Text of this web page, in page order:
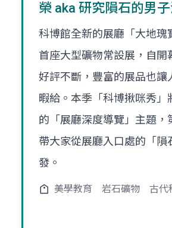
榮 aka 研究隕石的男
科博館全新的展廳「大地瑰
首座大型礦物常設展，自開
好評不斷，豐富的展品也讓
暇給。本季「科博揪咪秀」
的「展廳深度導覽」主題，
帶大家從展廳入口處的「隕
發。
美學教育 岩石礦物 古代